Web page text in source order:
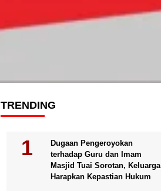
TRENDING
Dugaan Pengeroyokan
terhadap Guru dan Imam
Masjid Tuai Sorotan, Keluarga
Harapkan Kepastian Hukum